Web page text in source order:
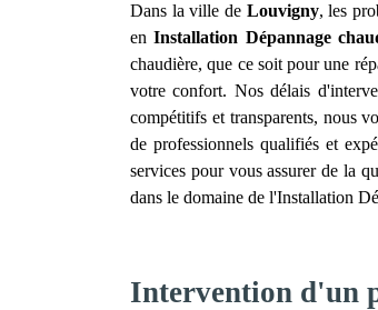
Dans la ville de Louvigny, les
enInstallation Dépannage
chaudière, que ce soit pour une
votre confort. Nos délais
compétitifs et transparents, nous
de professionnels qualifiés et
services pour vous assurer de la
dans le domaine de l'Installation
Intervention d'un